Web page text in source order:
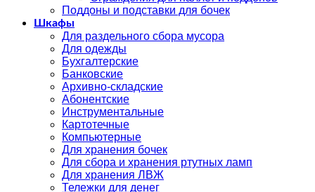
Поддоны и подставки для бочек
Шкафы
Для раздельного сбора мусора
Для одежды
Бухгалтерские
Банковские
Архивно-складские
Абонентские
Инструментальные
Картотечные
Компьютерные
Для хранения бочек
Для сбора и хранения ртутных ламп
Для хранения ЛВЖ
Тележки для денег